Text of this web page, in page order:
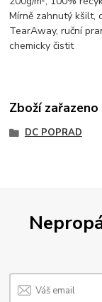
Mírně zahnutý kšilt,
TearAway, ruční
chemicky čistit
Zboží
DC POPRAD